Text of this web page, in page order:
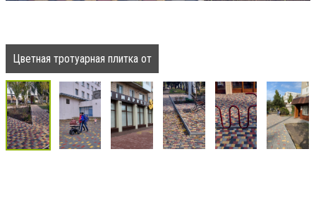
Цветная тротуарная плитка от